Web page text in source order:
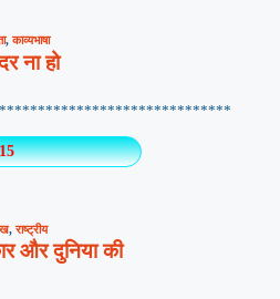
,काव्यभाषा
ना हो
,राष्ट्रीय
और दुनिया की